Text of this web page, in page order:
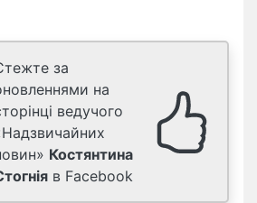
за
на
ведучого
Костянтина
в Facebook